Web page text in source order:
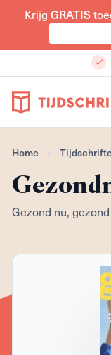
Krijg GRATIS
Home
Gezond nu,